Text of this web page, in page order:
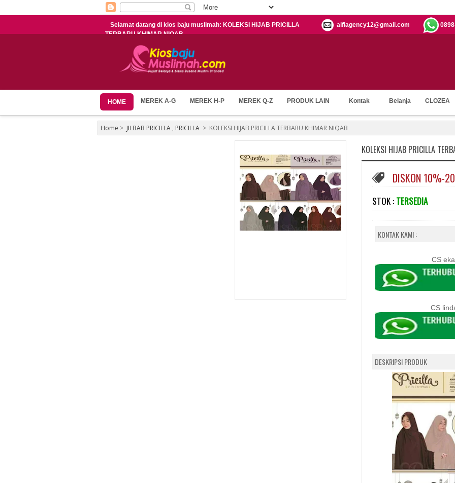
Selamat datang di kios baju muslimah: KOLEKSI HIJAB PRICILLA
TERBARU KHIMAR NIQAB
alfiagency12@gmail.com
HOME MEREK A-G MEREK H-P MEREK Q-Z PRODUK LAIN Kontak Belanja CLOZEA
Home > JILBAB PRICILLA , PRICILLA > KOLEKSI HIJAB PRICILLA TERBARU KHIMAR NIQAB
KOLEKSI HIJAB PRICILLA
DISKON 10%-
STOK : TERSEDIA
KONTAK KAMI :
CS
CS
DESKRIPSI PRODUK